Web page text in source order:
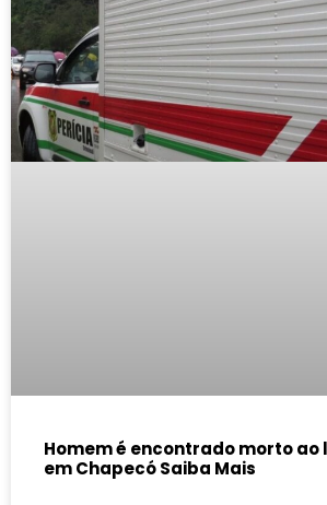
Homem é encontrado morto ao
em Chapecó Saiba Mais